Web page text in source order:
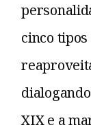
cinco
XIX e a